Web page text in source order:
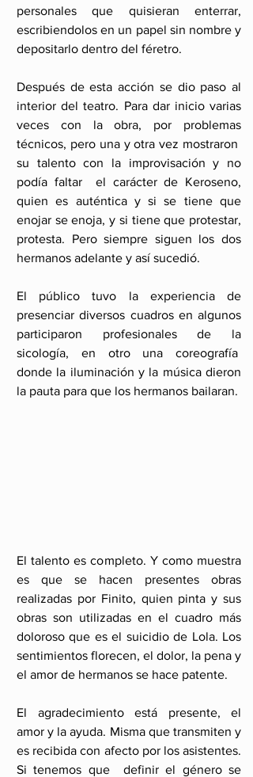
personales que quisieran enterrar,
escribiendolos en un papel sin nombre y
depositarlo dentro del féretro.
Después de esta acción se dio paso al
interior del teatro. Para dar inicio varias
veces con la obra, por problemas
técnicos, pero una y otra vez mostraron
su talento con la improvisación y no
podía faltar  el carácter de Keroseno,
quien es auténtica y si se tiene que
enojar se enoja, y si tiene que protestar,
protesta. Pero siempre siguen los dos
hermanos adelante y así sucedió.
El público tuvo la experiencia de
presenciar diversos cuadros en algunos
participaron profesionales de la
sicología, en otro una coreografía
donde la iluminación y la música dieron
la pauta para que los hermanos bailaran.
El talento es completo. Y como muestra
es que se hacen presentes obras
realizadas por Finito, quien pinta y sus
obras son utilizadas en el cuadro más
doloroso que es el suicidio de Lola. Los
sentimientos florecen, el dolor, la pena y
el amor de hermanos se hace patente.
El agradecimiento está presente, el
amor y la ayuda. Misma que transmiten y
es recibida con afecto por los asistentes.
Si tenemos que  definir el género se